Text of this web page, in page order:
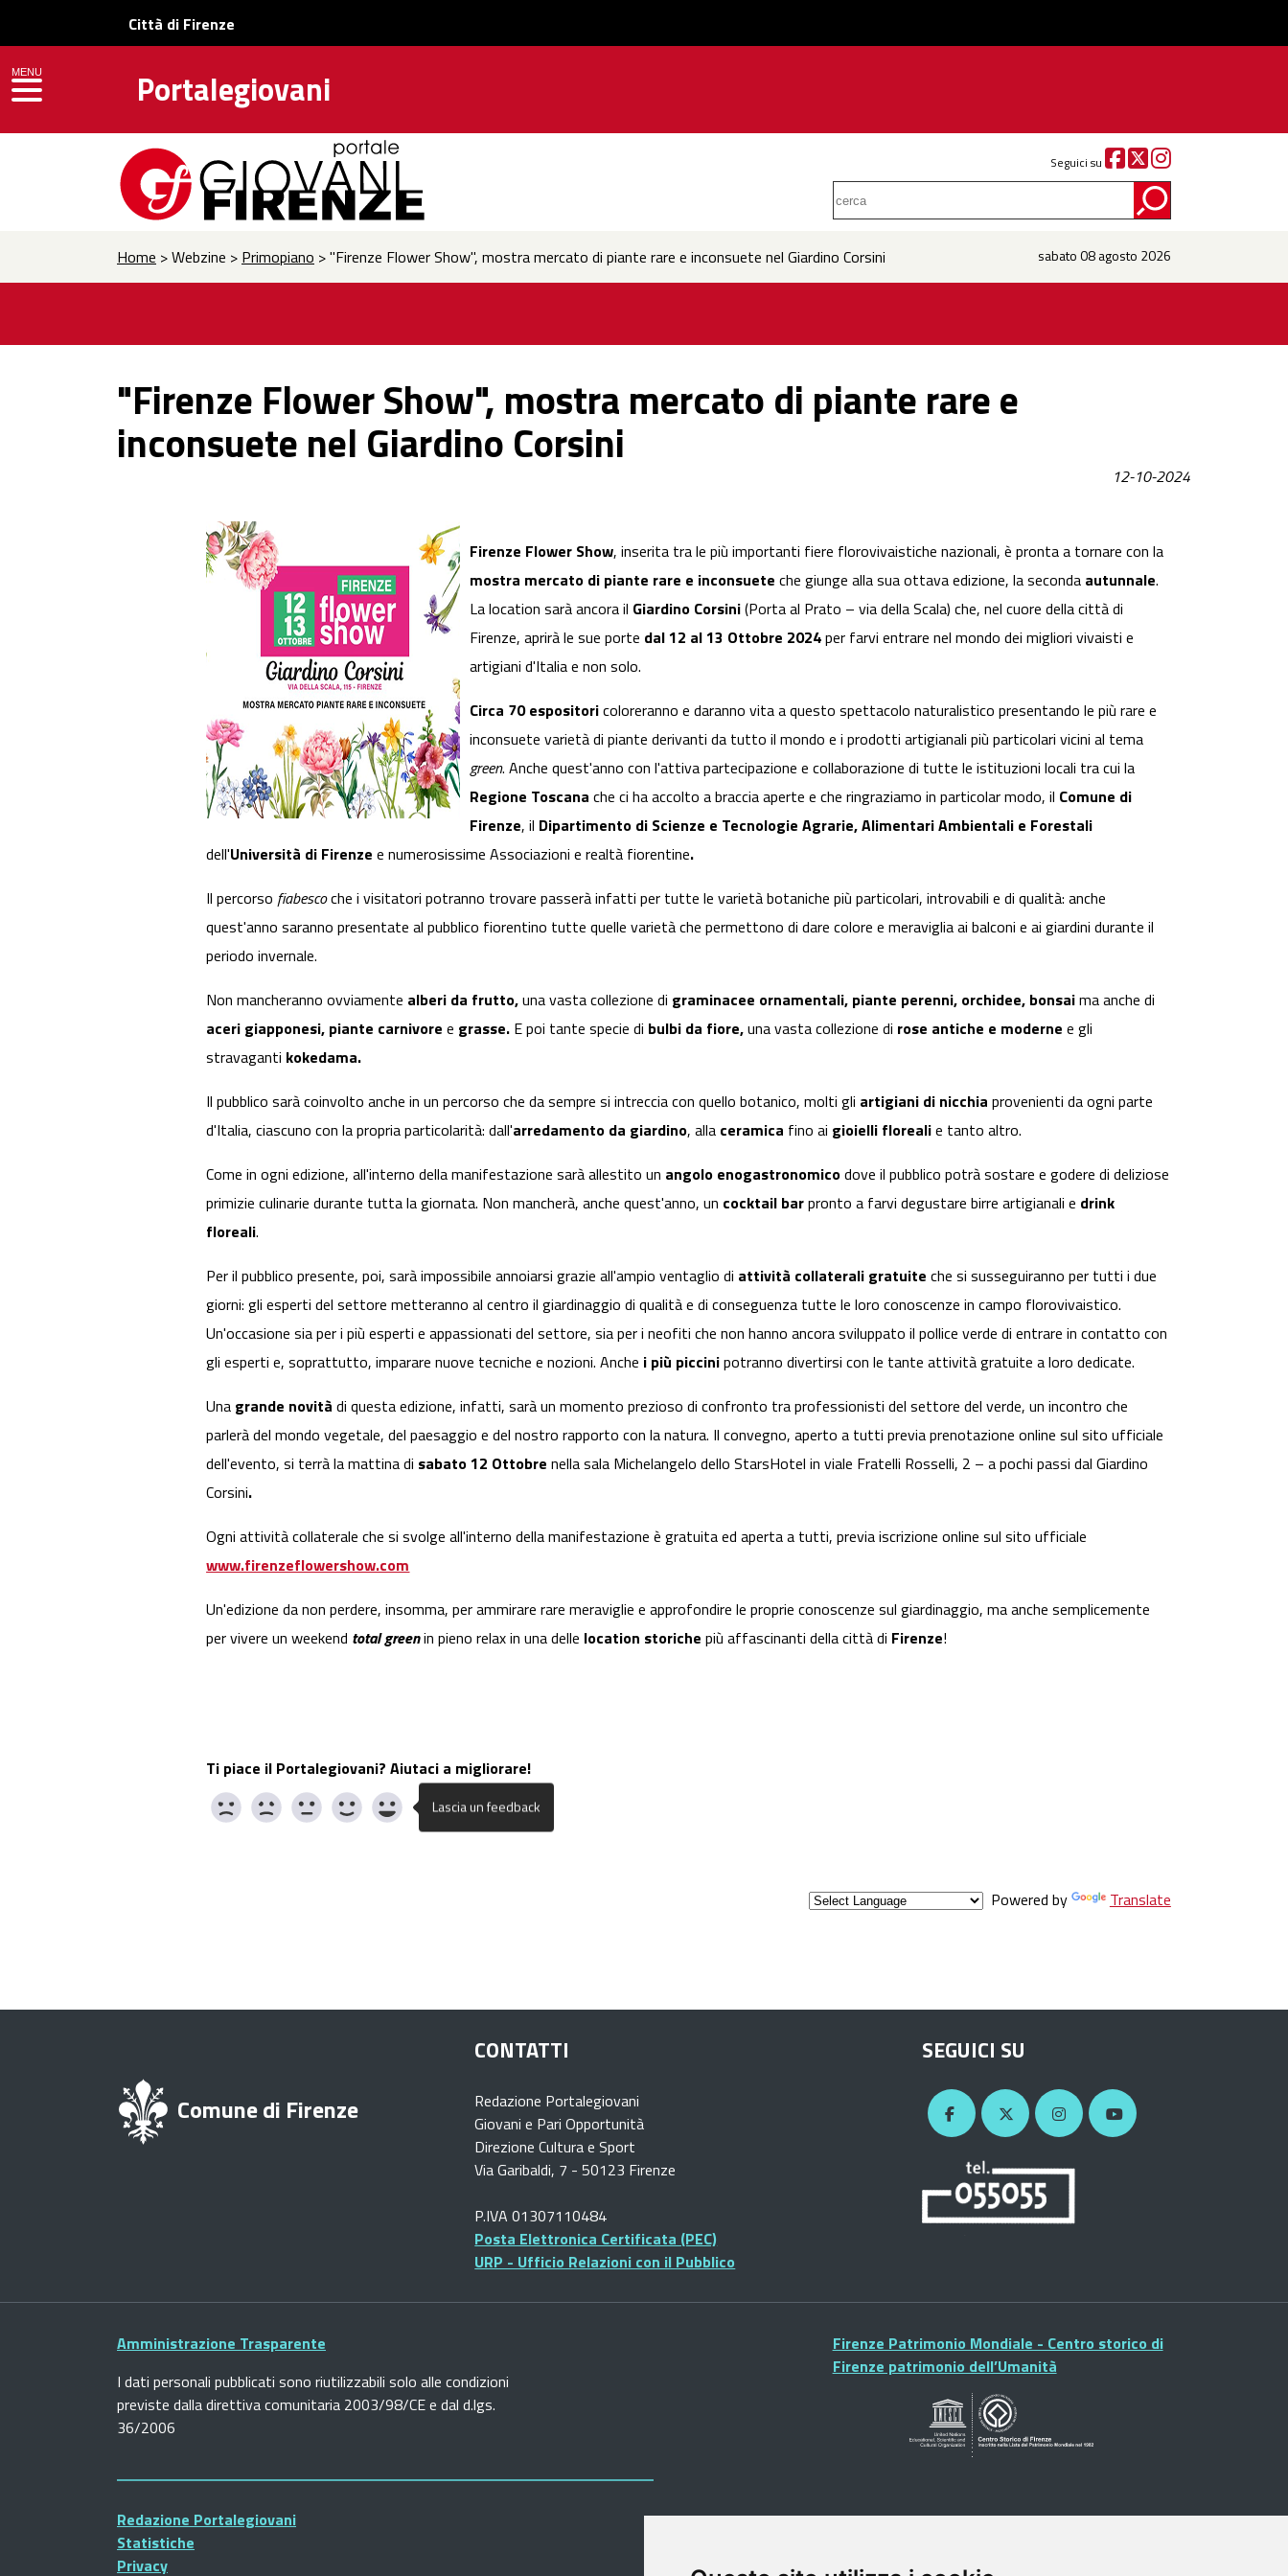
Città di Firenze
Portalegiovani
Seguici su
MENU
toggle navigation
Home > Webzine > Primopiano > "Firenze Flower Show", mostra mercato di piante rare e inconsuete nel Giardino Corsini sabato 08 agosto 2026
"Firenze Flower Show", mostra mercato di piante rare e
inconsuete nel Giardino Corsini
12-10-2024
Firenze Flower Show, inserita tra le più importanti fiere florovivaistiche nazionali, è pronta a tornare con la
mostra mercato di piante rare e inconsuete che giunge alla sua ottava edizione, la seconda autunnale.
La location sarà ancora il Giardino Corsini(Porta al Prato – via della Scala) che, nel cuore della città di
Firenze, aprirà le sue porte dal 12 al 13 Ottobre 2024per farvi entrare nel mondo dei migliori vivaisti e
artigiani d'Italia e non solo.
Circa 70 espositoricoloreranno e daranno vita a questo spettacolo naturalistico presentando le più rare e
inconsuete varietà di piante derivanti da tutto il mondo e i prodotti artigianali più particolari vicini al tema
green. Anche quest'anno con l'attiva partecipazione e collaborazione di tutte le istituzioni locali tra cui la
Regione Toscana che ci ha accolto a braccia aperte e che ringraziamo in particolar modo, il Comune di
Firenze, il Dipartimento di Scienze e Tecnologie Agrarie, Alimentari Ambientali e Forestali
dell'Università di Firenze e numerosissime Associazioni e realtà fiorentine.
Il percorso fiabescoche i visitatori potranno trovare passerà infatti per tutte le varietà botaniche più particolari, introvabili e di qualità: anche
quest'anno saranno presentate al pubblico fiorentino tutte quelle varietà che permettono di dare colore e meraviglia ai balconi e ai giardini durante il
periodo invernale.
Non mancheranno ovviamente alberi da frutto,una vasta collezione di graminacee ornamentali, piante perenni, orchidee, bonsaima anche di
aceri giapponesi, piante carnivoree grasse. E poi tante specie di bulbi da fiore,una vasta collezione di rose antiche e modernee gli
stravaganti kokedama.
Il pubblico sarà coinvolto anche in un percorso che da sempre si intreccia con quello botanico, molti gli artigiani di nicchia provenienti da ogni parte
d'Italia, ciascuno con la propria particolarità: dall'arredamento da giardino, alla ceramica fino ai gioielli florealie tanto altro.
Come in ogni edizione, all'interno della manifestazione sarà allestito un angolo enogastronomicodove il pubblico potrà sostare e godere di deliziose
primizie culinarie durante tutta la giornata. Non mancherà, anche quest'anno, un cocktail barpronto a farvi degustare birre artigianali e drink
floreali.
Per il pubblico presente, poi, sarà impossibile annoiarsi grazie all'ampio ventaglio di attività collaterali gratuite che si susseguiranno per tutti i due
giorni: gli esperti del settore metteranno al centro il giardinaggio di qualità e di conseguenza tutte le loro conoscenze in campo florovivaistico.
Un'occasione sia per i più esperti e appassionati del settore, sia per i neofiti che non hanno ancora sviluppato il pollice verde di entrare in contatto con
gli esperti e, soprattutto, imparare nuove tecniche e nozioni. Anche i più piccinipotranno divertirsi con le tante attività gratuite a loro dedicate.
Una grande novità di questa edizione, infatti, sarà un momento prezioso di confronto tra professionisti del settore del verde, un incontro che
parlerà del mondo vegetale, del paesaggio e del nostro rapporto con la natura. Il convegno, aperto a tutti previa prenotazione online sul sito ufficiale
dell'evento, si terrà la mattina di sabato 12 Ottobre nella sala Michelangelo dello StarsHotel in viale Fratelli Rosselli, 2 – a pochi passi dal Giardino
Corsini.
Ogni attività collaterale che si svolge all'interno della manifestazione è gratuita ed aperta a tutti, previa iscrizione online sul sito ufficiale
www.firenzeflowershow.com
Un'edizione da non perdere, insomma, per ammirare rare meraviglie e approfondire le proprie conoscenze sul giardinaggio, ma anche semplicemente
per vivere un weekend total greenin pieno relax in una delle location storiche più affascinanti della città di Firenze!
Ti piace il Portalegiovani? Aiutaci a migliorare!
Powered by Translate
Comune di Firenze
CONTATTI
Redazione Portalegiovani
Giovani e Pari Opportunità
Direzione Cultura e Sport
Via Garibaldi, 7 - 50123 Firenze
P.IVA 01307110484
Posta Elettronica Certificata (PEC)
URP - Ufficio Relazioni con il Pubblico
SEGUICI SU
Amministrazione Trasparente
I dati personali pubblicati sono riutilizzabili solo alle condizioni
previste dalla direttiva comunitaria 2003/98/CE e dal d.lgs.
36/2006
Firenze Patrimonio Mondiale - Centro storico di
Firenze patrimonio dell’Umanità
Redazione Portalegiovani
Statistiche
Privacy